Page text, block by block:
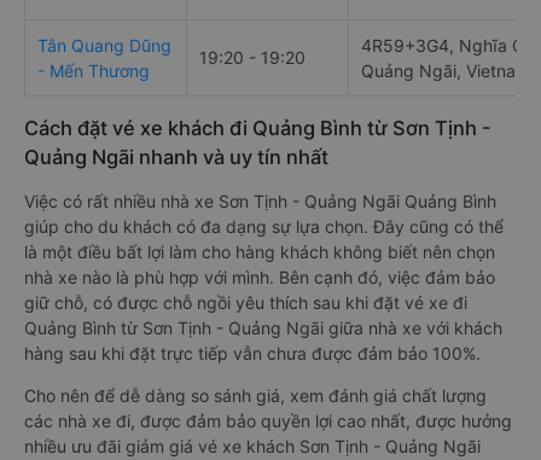
Tân Quang Dũng
- Mến Thương
19:20 - 19:20
4R59+3G4, Nghĩa
Quảng Ngãi, Vietnam
Cách đặt vé xe khách đi Quảng Bình từ Sơn Tịnh -
Quảng Ngãi nhanh và uy tín nhất
Việc có rất nhiều nhà xe Sơn Tịnh - Quảng Ngãi Quảng Bình
giúp cho du khách có đa dạng sự lựa chọn. Đây cũng có thể
là một điều bất lợi làm cho hàng khách không biết nên chọn
nhà xe nào là phù hợp với mình. Bên cạnh đó, việc đảm bảo
giữ chỗ, có được chỗ ngồi yêu thích sau khi đặt vé xe đi
Quảng Bình từ Sơn Tịnh - Quảng Ngãi giữa nhà xe với khách
hàng sau khi đặt trực tiếp vẫn chưa được đảm bảo 100%.
Cho nên để dễ dàng so sánh giá, xem đánh giá chất lượng
các nhà xe đi, được đảm bảo quyền lợi cao nhất, được hưởng
nhiều ưu đãi giảm giá vé xe khách Sơn Tịnh - Quảng Ngãi